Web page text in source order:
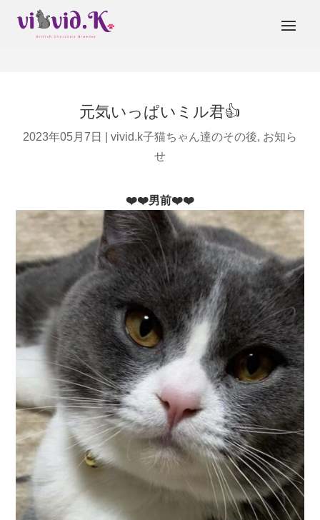
元気いっぱいミル君👍
2023年05月7日 vivid.k子猫ちゃん達のその後, お知ら
せ
❤️❤️男前❤️❤️